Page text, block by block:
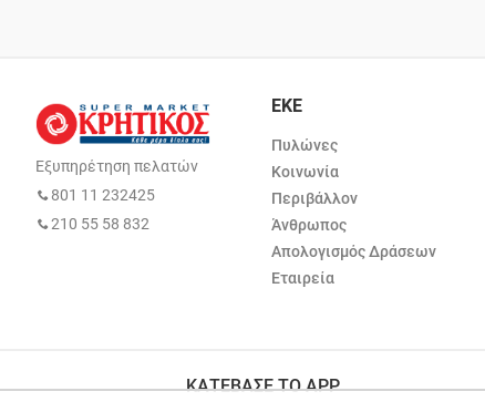
Εξυπηρέτηση πελατών
801 11 232425
210 55 58 832
ΕΚΕ
Πυλώνες
Κοινωνία
Περιβάλλον
Άνθρωπος
Απολογισμός Δράσεων
Εταιρεία
ΚΑΤΕΒΑΣΕ ΤΟ APP